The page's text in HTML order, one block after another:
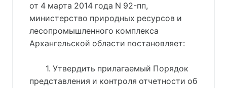
от 4 марта 2014 года N 92-пп,
министерство природных ресурсов и
лесопромышленного комплекса
Архангельской области постановляет:
1. Утвердить прилагаемый Порядок
представления и контроля отчетности об